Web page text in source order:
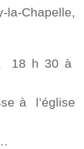
la-Chapelle,
18 h 30 à
à l’église